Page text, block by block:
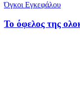
Όγκοι Εγκεφάλου
Το όφελος της